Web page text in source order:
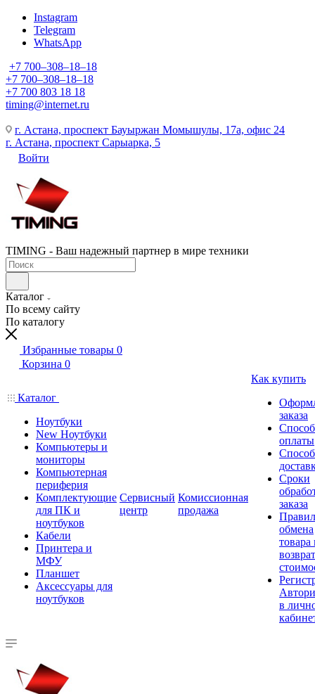
Instagram
Telegram
WhatsApp
+7 700‒308‒18‒18
+7 700‒308‒18‒18
+7 700 803 18 18
timing@internet.ru
г. Астана, проспект Бауыржан Момышулы, 17а, офис 24
г. Астана, проспект Сарыарка, 5
Войти
TIMING - Ваш надежный партнер в мире техники
Каталог
По всему сайту
По каталогу
Избранные товары 0
Корзина 0
Каталог
Ноутбуки
New Ноутбуки
Компьютеры и
мониторы
Компьютерная
периферия
Комплектующие
для ПК и
ноутбуков
Кабели
Принтера и
МФУ
Планшет
Аксессуары для
ноутбуков
Сервисный
центр
Комиссионная
продажа
Как купить
заказа
оплаты
Сроки
заказа
обмена
товара
в